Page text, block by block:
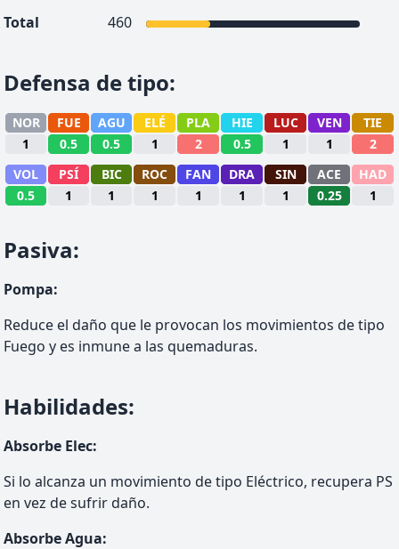
Total
460
Defensa de tipo:
NOR FUE AGU ELÉ PLA HIE LUC VEN
TIE
1
0.5 0.5 1 2 0.5 1 1
2
VOL
PSÍ BIC ROC FAN DRA SIN ACE
HAD
0.5
1 1 1 1 1 1 0.25 1
Pasiva:
Pompa:
Reduce el daño que le provocan los movimientos de tipo
Fuego y es inmune a las quemaduras.
Habilidades:
Absorbe Elec:
Si lo alcanza un movimiento de tipo Eléctrico, recupera PS
en vez de sufrir daño.
Absorbe Agua: